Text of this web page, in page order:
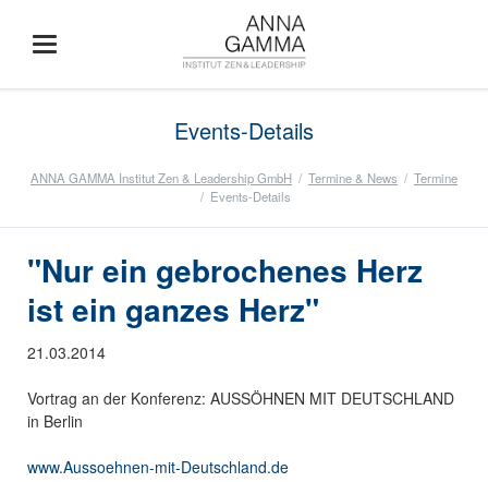
Events-Details
ANNA GAMMA Institut Zen & Leadership GmbH Termine & News
Termine
Events-Details
"Nur ein gebrochenes Herz
ist ein ganzes Herz"
21.03.2014
Vortrag an der Konferenz: AUSSÖHNEN MIT DEUTSCHLAND
in Berlin
www.Aussoehnen-mit-Deutschland.de